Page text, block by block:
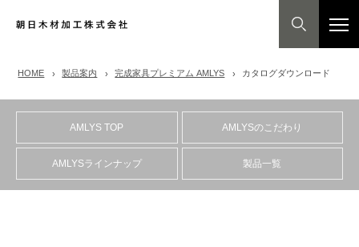
HOME 製品案内 完成家具プレミアム AMLYS カタログダウンロード
AMLYS TOP AMLYSのこだわり
AMLYSラインナップ 製品一覧